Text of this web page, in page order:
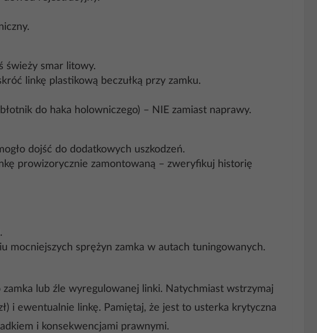
świeży smar litowy.
linkę plastikową beczułką przy zamku.
do haka holowniczego) – NIE zamiast naprawy.
dojść do dodatkowych uszkodzeń.
prowizorycznie zamontowaną – zweryfikuj historię
mocniejszych sprężyn zamka w autach tuningowanych.
lub źle wyregulowanej linki. Natychmiast wstrzymaj
i ewentualnie linkę. Pamiętaj, że jest to usterka krytyczna
i konsekwencjami prawnymi.